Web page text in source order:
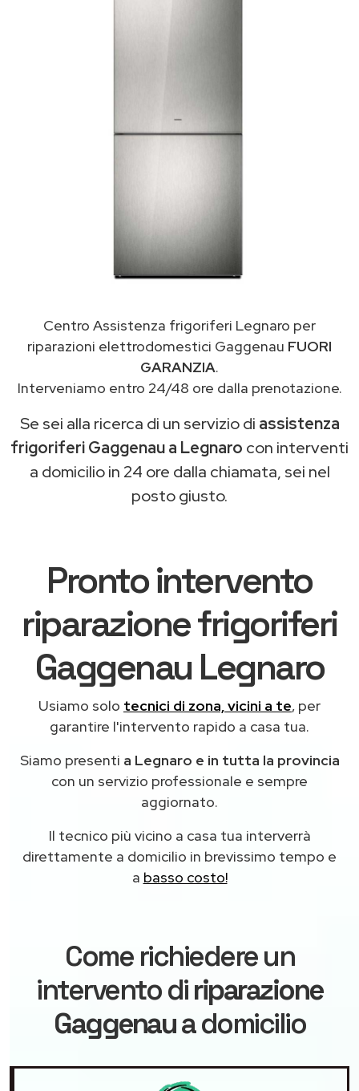
Centro Assistenza frigoriferi Legnaro per
riparazioni elettrodomestici Gaggenau FUORI
GARANZIA.
Interveniamo entro 24/48 ore dalla prenotazione.
Se sei alla ricerca di un servizio di assistenza
frigoriferi Gaggenau a Legnaro con interventi
a domicilio in 24 ore dalla chiamata, sei nel
posto giusto.
Pronto intervento
riparazione frigoriferi
Gaggenau Legnaro
Usiamo solo tecnici di zona, vicini a te, per
garantire l'intervento rapido a casa tua.
Siamo presenti a Legnaro e in tutta la provincia
con un servizio professionale e sempre
aggiornato.
Il tecnico più vicino a casa tua interverrà
direttamente a domicilio in brevissimo tempo e
a basso costo!
Come richiedere un
intervento diriparazione
Gaggenaua domicilio